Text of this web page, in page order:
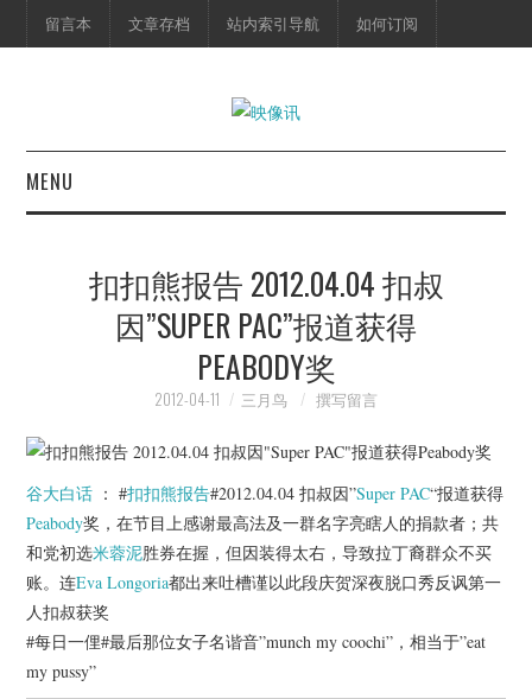
留言本 文章存档 站内索引导航 如何订阅
MENU
映像快讯
脱口秀
杂七杂八
美剧英剧
电影档期
扣扣熊报告 2012.04.04 扣叔
因”SUPER PAC”报道获得
PEABODY奖
2012-04-11 三月鸟 撰写留言
谷大白话 ： #扣扣熊报告#2012.04.04 扣叔因”Super PAC“报道获得
Peabody奖，在节目上感谢最高法及一群名字亮瞎人的捐款者；共
和党初选米蓉泥胜券在握，但因装得太右，导致拉丁裔群众不买
账。连Eva Longoria都出来吐槽谨以此段庆贺深夜脱口秀反讽第一
人扣叔获奖
#每日一俚#最后那位女子名谐音”munch my coochi”，相当于”eat
my pussy”